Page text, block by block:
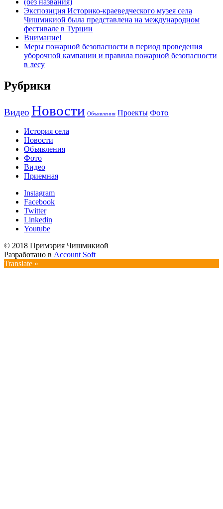
(без названия)
Экспозиция Историко-краеведческого музея села
Чишмикиой была представлена на международном
фестивале в Турции
Внимание!
Меры пожарной безопасности в период проведения
уборочной кампании и правила пожарной безопасности
в лесу
Рубрики
Видео Новости Объявления Проекты Фото
История села
Новости
Объявления
Фото
Видео
Приемная
Instagram
Facebook
Twitter
Linkedin
Youtube
© 2018 Примэрия Чишмикиой
Разработано в Account Soft
Translate »